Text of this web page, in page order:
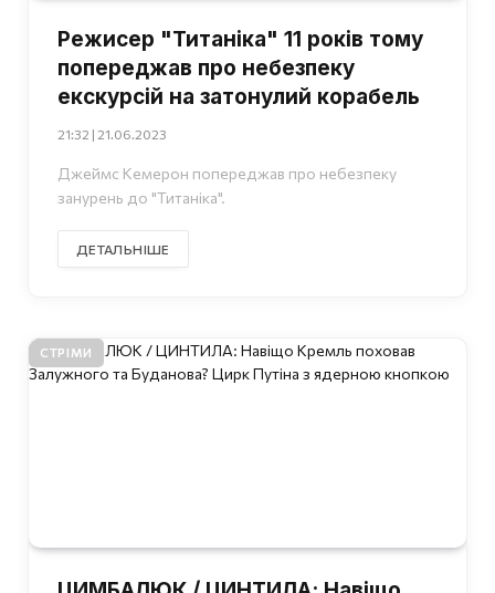
Режисер "Титаніка" 11 років тому
попереджав про небезпеку
екскурсій на затонулий корабель
21:32 | 21.06.2023
Джеймс Кемерон попереджав про небезпеку
занурень до "Титаніка".
ДЕТАЛЬНІШЕ
СТРІМИ